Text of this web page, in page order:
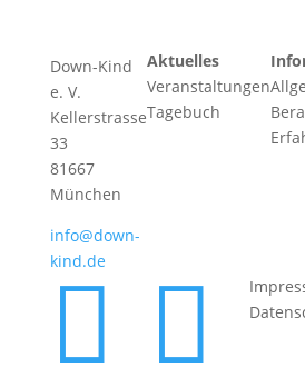
Down-Kind
e. V.
Kellerstrasse
33
81667
München
info@down-
kind.de
Aktuelles
Veranstaltungen
Tagebuch
 